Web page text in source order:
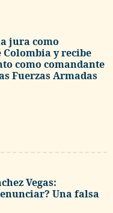
jura como
Colombia y recibe
como comandante
Fuerzas Armadas
Vegas:
Una falsa